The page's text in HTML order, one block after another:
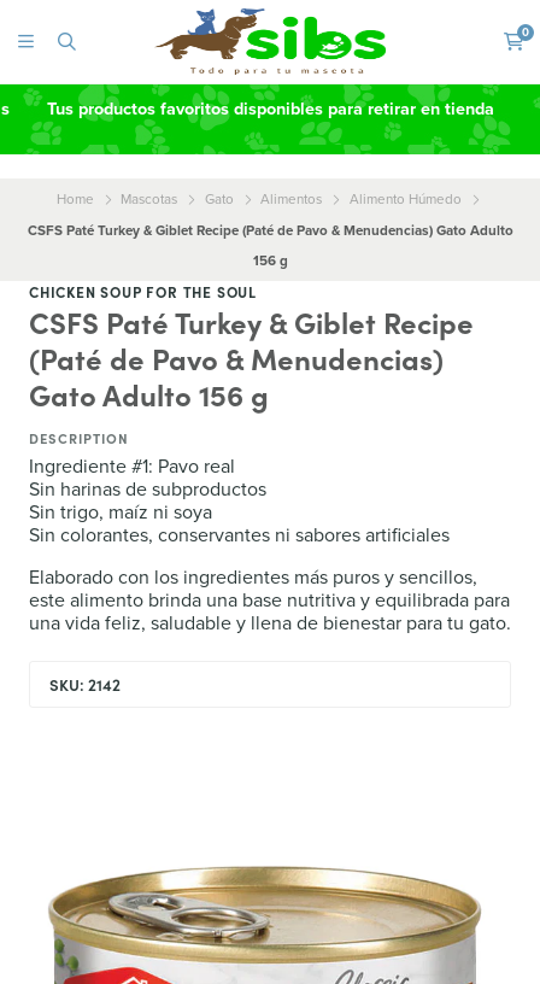
0
Tus productos favoritos disponibles para retirar en tienda
Home Mascotas Gato Alimentos
Alimento Húmedo
CSFS Paté Turkey & Giblet Recipe (Paté de Pavo & Menudencias) Gato Adulto
156 g
CHICKEN SOUP FOR THE SOUL
CSFS Paté Turkey & Giblet Recipe
(Paté de Pavo & Menudencias)
Gato Adulto 156 g
DESCRIPTION
Ingrediente #1: Pavo real
Sin harinas de subproductos
Sin trigo, maíz ni soya
Sin colorantes, conservantes ni sabores artificiales
Elaborado con los ingredientes más puros y sencillos,
este alimento brinda una base nutritiva y equilibrada para
una vida feliz, saludable y llena de bienestar para tu gato.
SKU: 2142